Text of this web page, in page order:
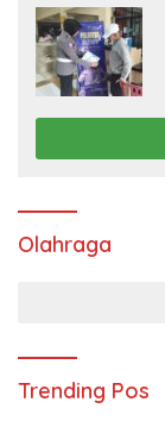
Olahraga
Trending Pos